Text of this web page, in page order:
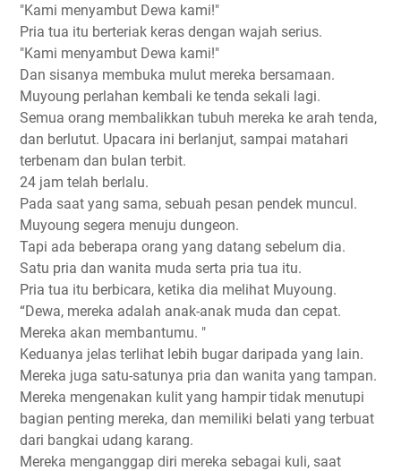
"Kami menyambut Dewa kami!"
Pria tua itu berteriak keras dengan wajah serius.
"Kami menyambut Dewa kami!"
Dan sisanya membuka mulut mereka bersamaan.
Muyoung perlahan kembali ke tenda sekali lagi.
Semua orang membalikkan tubuh mereka ke arah tenda,
dan berlutut. Upacara ini berlanjut, sampai matahari
terbenam dan bulan terbit.
24 jam telah berlalu.
Pada saat yang sama, sebuah pesan pendek muncul.
Muyoung segera menuju dungeon.
Tapi ada beberapa orang yang datang sebelum dia.
Satu pria dan wanita muda serta pria tua itu.
Pria tua itu berbicara, ketika dia melihat Muyoung.
“Dewa, mereka adalah anak-anak muda dan cepat.
Mereka akan membantumu. "
Keduanya jelas terlihat lebih bugar daripada yang lain.
Mereka juga satu-satunya pria dan wanita yang tampan.
Mereka mengenakan kulit yang hampir tidak menutupi
bagian penting mereka, dan memiliki belati yang terbuat
dari bangkai udang karang.
Mereka menganggap diri mereka sebagai kuli, saat